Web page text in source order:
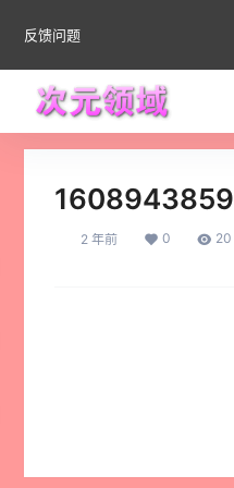
反馈问题
2 年前 0 20